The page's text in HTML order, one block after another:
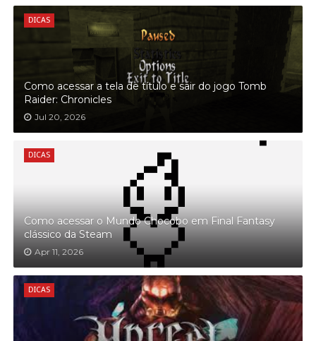
DICAS
Como acessar a tela de título e sair do jogo Tomb
Raider: Chronicles
Jul 20, 2026
DICAS
Como acessar o Mundo Chocobo em Final Fantasy
clássico da Steam
Apr 11, 2026
DICAS